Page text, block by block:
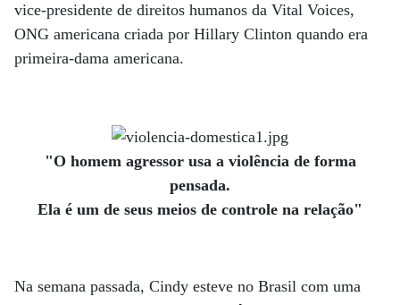
vice-presidente de direitos humanos da Vital Voices,
ONG americana criada por Hillary Clinton quando era
primeira-dama americana.
"O homem agressor usa a violência de forma
pensada.
Ela é um de seus meios de controle na relação"
Na semana passada, Cindy esteve no Brasil com uma